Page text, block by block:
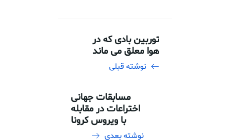
توربین بادی که در
هوا معلق می ماند
نوشته قبلی
مسابقات جهانی
اختراعات در مقابله
با ویروس کرونا
نوشته بعدی